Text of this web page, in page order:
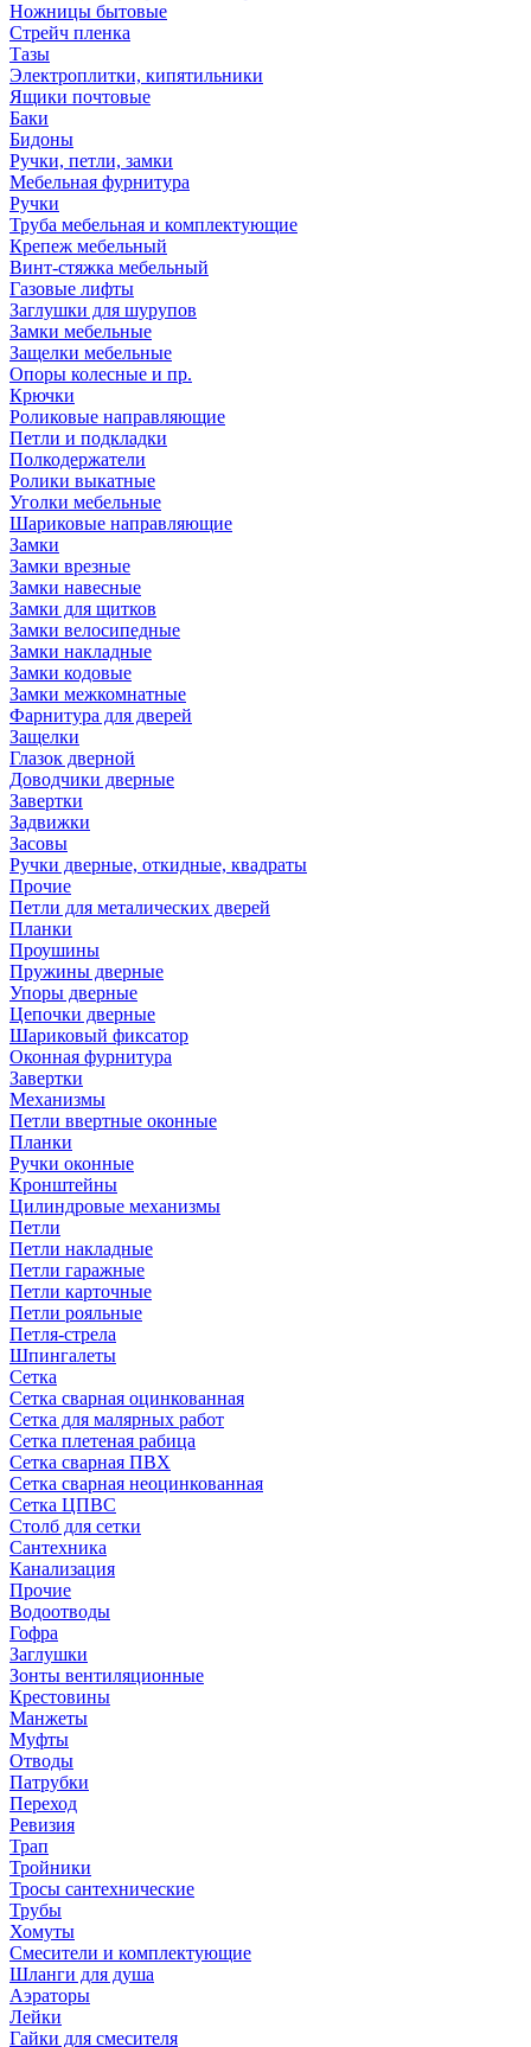
Ножницы бытовые
Стрейч пленка
Тазы
Электроплитки, кипятильники
Ящики почтовые
Баки
Бидоны
Ручки, петли, замки
Мебельная фурнитура
Ручки
Труба мебельная и комплектующие
Крепеж мебельный
Винт-стяжка мебельный
Газовые лифты
Заглушки для шурупов
Замки мебельные
Защелки мебельные
Опоры колесные и пр.
Крючки
Роликовые направляющие
Петли и подкладки
Полкодержатели
Ролики выкатные
Уголки мебельные
Шариковые направляющие
Замки
Замки врезные
Замки навесные
Замки для щитков
Замки велосипедные
Замки накладные
Замки кодовые
Замки межкомнатные
Фарнитура для дверей
Защелки
Глазок дверной
Доводчики дверные
Завертки
Задвижки
Засовы
Ручки дверные, откидные, квадраты
Прочие
Петли для металических дверей
Планки
Проушины
Пружины дверные
Упоры дверные
Цепочки дверные
Шариковый фиксатор
Оконная фурнитура
Завертки
Механизмы
Петли ввертные оконные
Планки
Ручки оконные
Кронштейны
Цилиндровые механизмы
Петли
Петли накладные
Петли гаражные
Петли карточные
Петли рояльные
Петля-стрела
Шпингалеты
Сетка
Сетка сварная оцинкованная
Сетка для малярных работ
Сетка плетеная рабица
Сетка сварная ПВХ
Сетка сварная неоцинкованная
Сетка ЦПВС
Столб для сетки
Сантехника
Канализация
Прочие
Водоотводы
Гофра
Заглушки
Зонты вентиляционные
Крестовины
Манжеты
Муфты
Отводы
Патрубки
Переход
Ревизия
Трап
Тройники
Тросы сантехнические
Трубы
Хомуты
Смесители и комплектующие
Шланги для душа
Аэраторы
Лейки
Гайки для смесителя